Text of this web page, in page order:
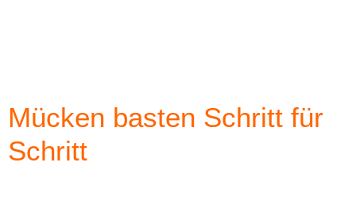
Mücken basten Schritt für
Schritt